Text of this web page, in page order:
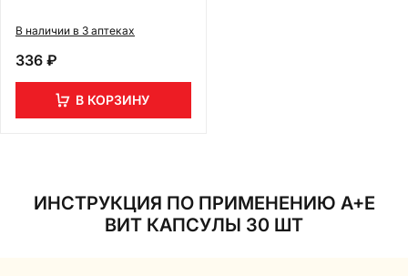
В наличии в 3 аптеках
336 ₽
В КОРЗИНУ
ИНСТРУКЦИЯ ПО ПРИМЕНЕНИЮ А+Е
ВИТ КАПСУЛЫ 30 ШТ